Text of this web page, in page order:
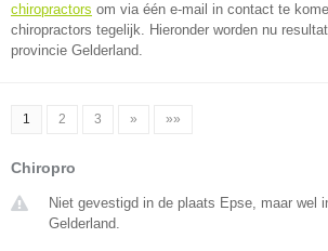
chiropractors om via één e-mail in contact te
chiropractors tegelijk. Hieronder worden nu
provincie Gelderland.
1 2 3 » »»
Chiropro
Niet gevestigd in de plaats Epse, maar wel
Gelderland.